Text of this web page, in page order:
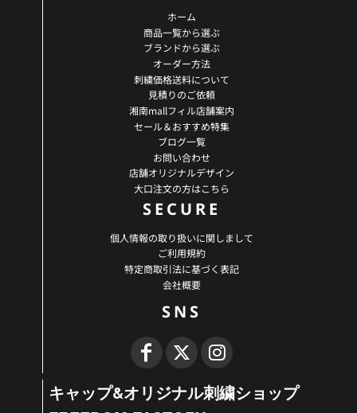
ホーム
商品一覧から選ぶ
ブランドから選ぶ
オーダー方法
刺繍価格送料について
見積りのご依頼
湘南mallフィル店舗案内
セール＆おすすめ特集
ブログ一覧
お問い合わせ
店舗オリジナルデザイン
大口注文の方はこちら
SECURE
個人情報の取り扱いに関しまして
ご利用規約
特定商取引法に基づく表記
会社概要
SNS
キャップ&オリジナル刺繍ショップ